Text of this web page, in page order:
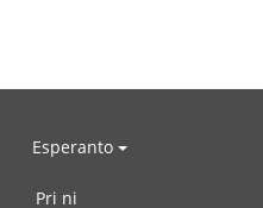
Esperanto
Pri ni